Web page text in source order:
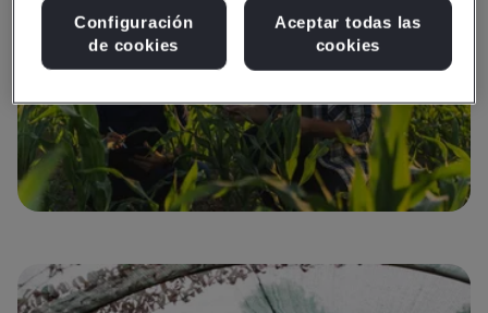
Configuración
de cookies
Aceptar todas las
cookies